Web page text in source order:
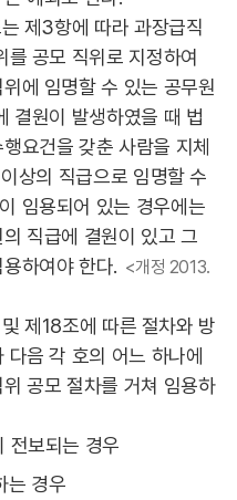
제3항에 따라 과장급직
공모 직위로 지정하여
에 임명할 수 있는 공무원
결원이 발생하였을 때 법
요건을 갖춘 사람을 지체
상의 직급으로 임명할 수
임용되어 있는 경우에는
직급에 결원이 있고 그
하여야 한다. <개정 2013.
제18조에 따른 절차와 방
음 각 호의 어느 하나에
공모 절차를 거쳐 임용하
전보되는 경우
는 경우